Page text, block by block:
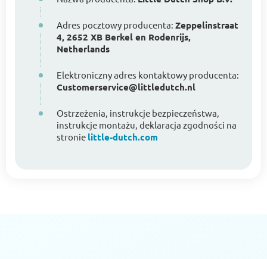
Adres pocztowy producenta: Zeppelinstraat
4, 2652 XB Berkel en Rodenrijs,
Netherlands
Elektroniczny adres kontaktowy producenta:
Customerservice@littledutch.nl
Ostrzeżenia, instrukcje bezpieczeństwa,
instrukcje montażu, deklaracja zgodności na
stronie little-dutch.com